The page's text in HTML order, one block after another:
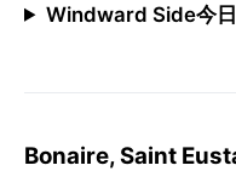
Windward Side今
Bonaire, Saint